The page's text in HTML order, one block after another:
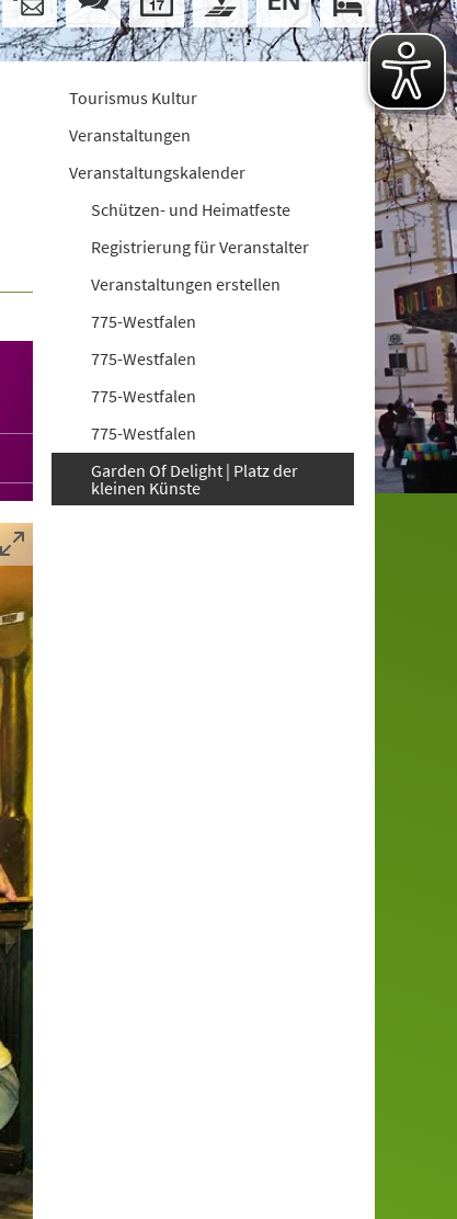
Tourismus Kultur
Veranstaltungen
Veranstaltungskalender
Schützen- und Heimatfeste
Registrierung für Veranstalter
Veranstaltungen erstellen
775-Westfalen
775-Westfalen
775-Westfalen
775-Westfalen
Garden Of Delight | Platz der
kleinen Künste